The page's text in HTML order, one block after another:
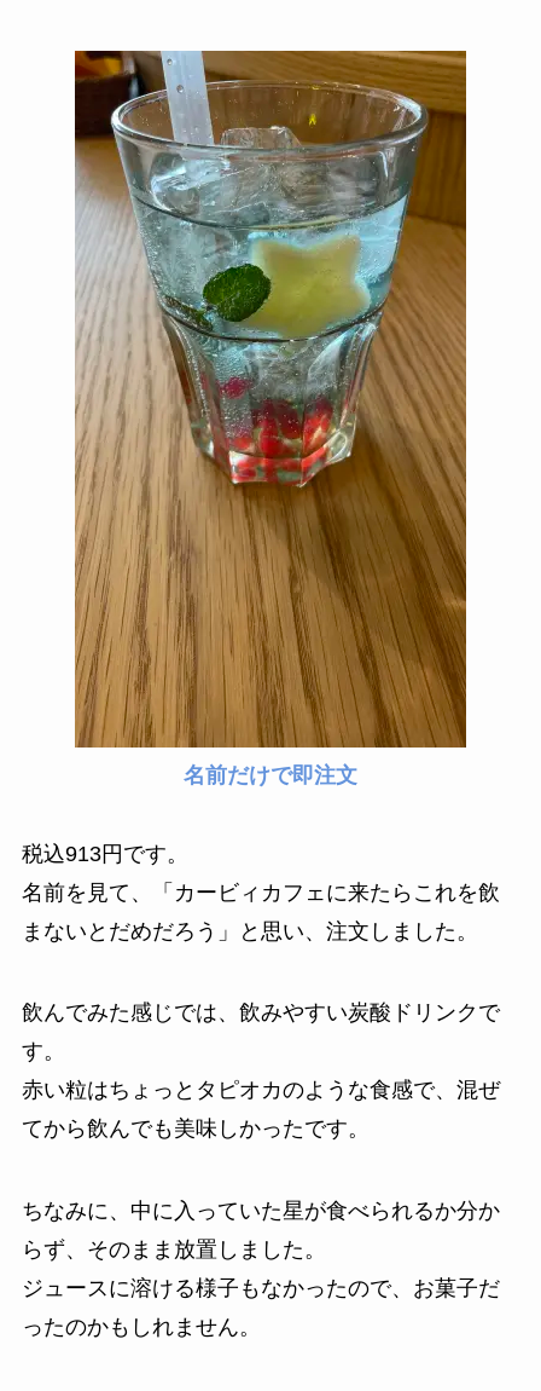
名前だけで即注文
税込913円です。
名前を見て、「カービィカフェに来たらこれを飲
まないとだめだろう」と思い、注文しました。
飲んでみた感じでは、飲みやすい炭酸ドリンクで
す。
赤い粒はちょっとタピオカのような食感で、混ぜ
てから飲んでも美味しかったです。
ちなみに、中に入っていた星が食べられるか分か
らず、そのまま放置しました。
ジュースに溶ける様子もなかったので、お菓子だ
ったのかもしれません。